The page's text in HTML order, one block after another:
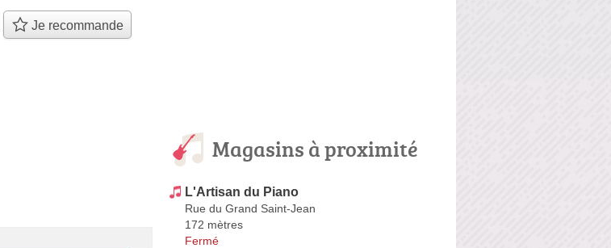
Je recommande
Magasins à proximité
L'Artisan du Piano
Rue du Grand Saint-Jean
172 mètres
Fermé